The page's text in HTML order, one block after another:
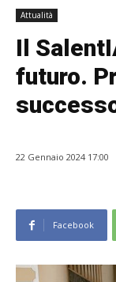
Attualità
Il
futuro.
22 Gennaio 2024 17:00
Facebook